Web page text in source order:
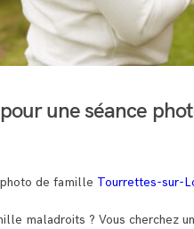
une séance
de famille Tourrettes-sur-
maladroits ? Vous cherchez